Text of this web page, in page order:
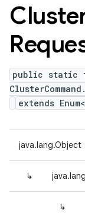
public static
extends Enum<
java.lang.Object
↳
↳